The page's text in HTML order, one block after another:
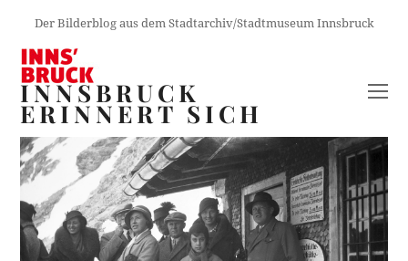
Der Bilderblog aus dem Stadtarchiv/Stadtmuseum Innsbruck
INNSBRUCK
ERINNERT SICH